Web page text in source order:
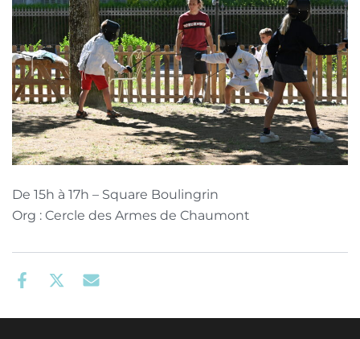
De 15h à 17h – Square Boulingrin
Org : Cercle des Armes de Chaumont